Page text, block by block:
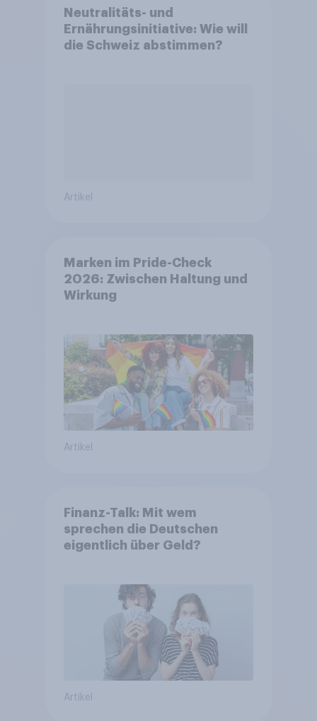
Neutralitäts- und
Ernährungsinitiative: Wie will
die Schweiz abstimmen?
Artikel
Marken im Pride-Check
2026: Zwischen Haltung und
Wirkung
Artikel
Finanz-Talk: Mit wem
sprechen die Deutschen
eigentlich über Geld?
Artikel